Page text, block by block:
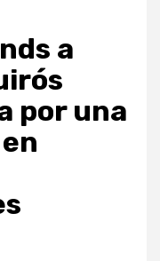
a
por una